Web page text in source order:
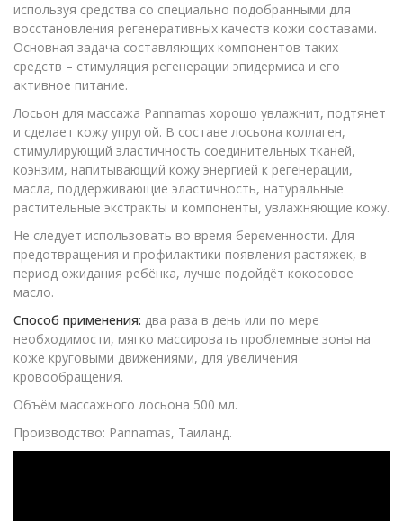
используя средства со специально подобранными для
восстановления регенеративных качеств кожи составами.
Основная задача составляющих компонентов таких
средств – стимуляция регенерации эпидермиса и его
активное питание.
Лосьон для массажа Pannamas хорошо увлажнит, подтянет
и сделает кожу упругой. В составе лосьона коллаген,
стимулирующий эластичность соединительных тканей,
коэнзим, напитывающий кожу энергией к регенерации,
масла, поддерживающие эластичность, натуральные
растительные экстракты и компоненты, увлажняющие кожу.
Не следует использовать во время беременности. Для
предотвращения и профилактики появления растяжек, в
период ожидания ребёнка, лучше подойдёт кокосовое
масло.
Способ применения: два раза в день или по мере
необходимости, мягко массировать проблемные зоны на
коже круговыми движениями, для увеличения
кровообращения.
Объём массажного лосьона 500 мл.
Производство: Pannamas, Таиланд.